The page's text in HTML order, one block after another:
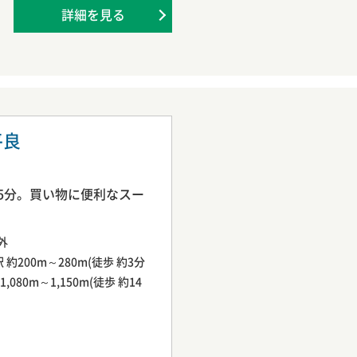
詳細を見る
良
。買い物に便利なスー
約200m～280m(徒歩 約3分
～1,150m(徒歩 約14